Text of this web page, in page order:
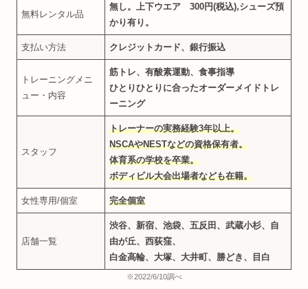
無料レンタル品
無し。上下ウエア 300円(税込),シューズ預
かり有り。
支払い方法 クレジットカード、銀行振込
トレーニングメニ
ュー・内容
筋トレ、有酸素運動、食事指導
ひとりひとりに合ったオーダーメイドトレ
ーニング
スタッフ
トレーナーの実務経験3年以上。
NSCAやNESTなどの資格保有者。
体育系の学校を卒業。
ボディビル大会出場者なども在籍。
女性専用/個室 完全個室
店舗一覧
渋谷、新宿、池袋、五反田、武蔵小杉、自
由が丘、西荻窪、
白金高輪、大塚、大井町、勝どき、目白
※2022/6/10調べ